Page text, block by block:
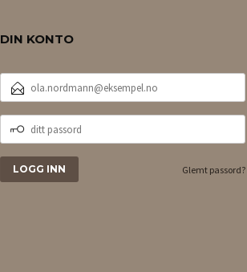
DIN KONTO
POSTADRESSE
PASSORD
Glemt passord?